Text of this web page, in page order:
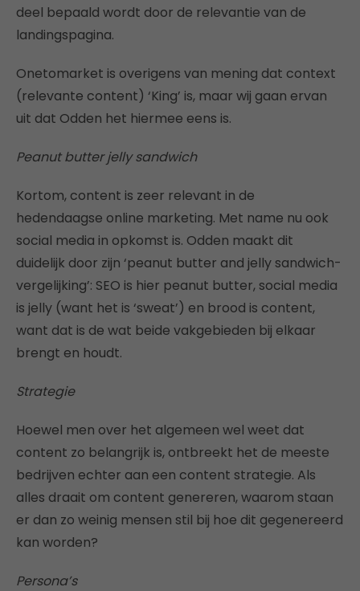
deel bepaald wordt door de relevantie van de
landingspagina.
Onetomarket is overigens van mening dat context
(relevante content) ‘King’ is, maar wij gaan ervan
uit dat Odden het hiermee eens is.
Peanut butter jelly sandwich
Kortom, content is zeer relevant in de
hedendaagse online marketing. Met name nu ook
social media in opkomst is. Odden maakt dit
duidelijk door zijn ‘peanut butter and jelly sandwich-
vergelijking’: SEO is hier peanut butter, social media
is jelly (want het is ‘sweat’) en brood is content,
want dat is de wat beide vakgebieden bij elkaar
brengt en houdt.
Strategie
Hoewel men over het algemeen wel weet dat
content zo belangrijk is, ontbreekt het de meeste
bedrijven echter aan een content strategie. Als
alles draait om content genereren, waarom staan
er dan zo weinig mensen stil bij hoe dit gegenereerd
kan worden?
Persona’s